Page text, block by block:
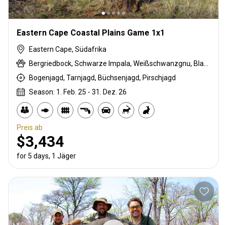
Eastern Cape Coastal Plains Game 1x1
Eastern Cape, Südafrika
Bogenjagd, Tarnjagd, Büchsenjagd, Pirschjagd
Season: 1. Feb. 25 - 31. Dez. 26
Preis ab
$3,434
for 5 days, 1 Jäger